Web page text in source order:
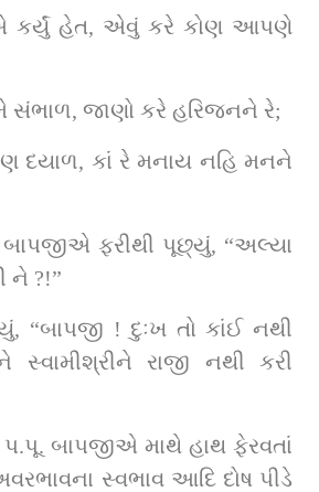
કર્યું હેત, એવું કરે કોણ આપણે
સંભાળ, જાણો કરે હરિજનને રે;
દયાળ, કાં રે મનાય નહિ મનને
ફરીથી પૂછ્યું, “અલ્યા
ને ?!”
“બાપજી ! દુઃખ તો કાંઈ નથી
રાજી નથી કરી
પ.પૂ. બાપજીએ માથે હાથ ફેરવતાં
સ્વભાવ આદિ દોષ પીડે